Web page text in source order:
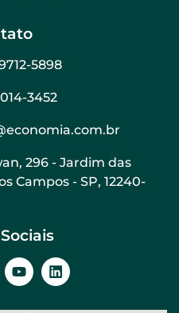
5898
3452
296 - Jardim das
Campos - SP, 12240-